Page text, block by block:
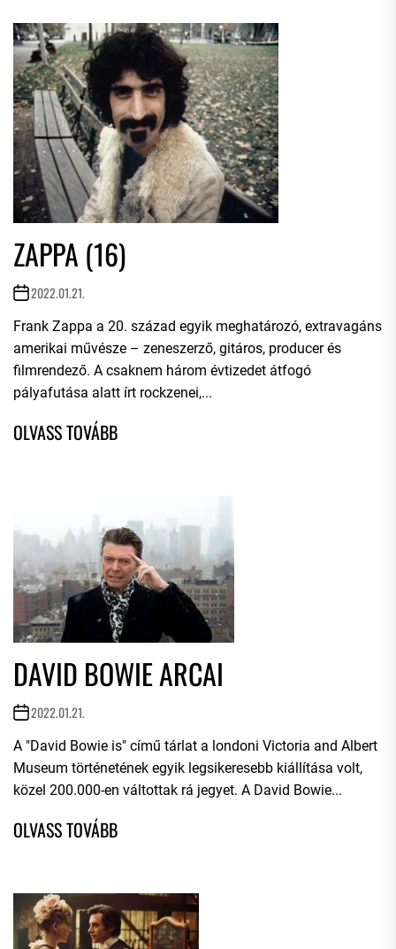
ZAPPA (16)
2022.01.21.
Frank Zappa a 20. század egyik meghatározó, extravagáns
amerikai művésze – zeneszerző, gitáros, producer és
filmrendező. A csaknem három évtizedet átfogó
pályafutása alatt írt rockzenei,...
DAVID BOWIE ARCAI
2022.01.21.
A "David Bowie is" című tárlat a londoni Victoria and Albert
Museum történetének egyik legsikeresebb kiállítása volt,
közel 200.000-en váltottak rá jegyet. A David Bowie...